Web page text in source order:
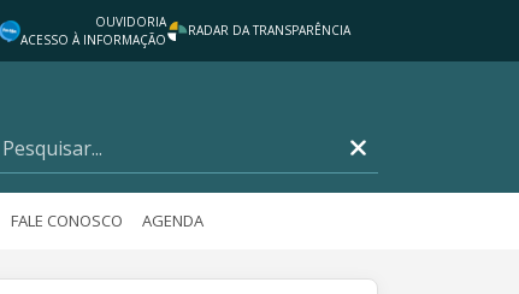
OUVIDORIA
ACESSO À INFORMAÇÃO
RADAR DA TRANSPARÊNCIA
FALE CONOSCO AGENDA